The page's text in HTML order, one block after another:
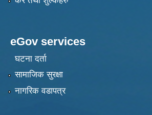
eGov services
घटना दर्ता
सामाजिक सुरक्षा
नागरिक वडापत्र